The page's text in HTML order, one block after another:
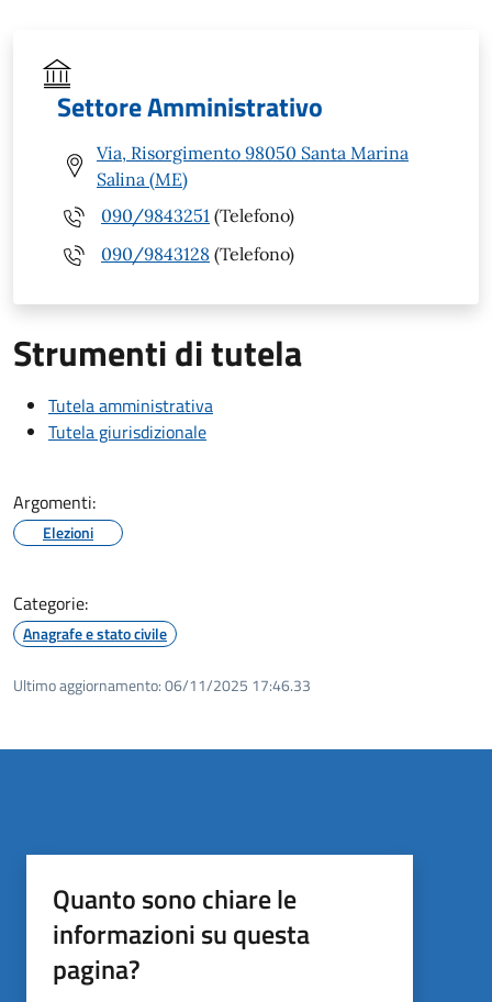
Settore Amministrativo
Via, Risorgimento 98050 Santa Marina
Salina (ME)
090/9843251 (Telefono)
090/9843128 (Telefono)
Strumenti di tutela
Tutela amministrativa
Tutela giurisdizionale
Argomenti:
Elezioni
Categorie:
Anagrafe e stato civile
Ultimo aggiornamento:06/11/2025 17:46.33
Quanto sono chiare le
informazioni su questa
pagina?